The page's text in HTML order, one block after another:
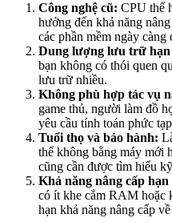
Công nghệ cũ: CPU thế
hưởng đến khả năng
các phần mềm ngày càng
Dung lượng lưu trữ hạn
bạn không có thói quen
lưu trữ nhiều.
Không phù hợp tác vụ
game thủ, người làm đồ
yêu cầu tính toán phức
Tuổi thọ và bảo hành:
thể không bằng máy mới
cũng cần được tìm hiểu
Khả năng nâng cấp hạn
có ít khe cắm RAM hoặc
hạn khả năng nâng cấp về